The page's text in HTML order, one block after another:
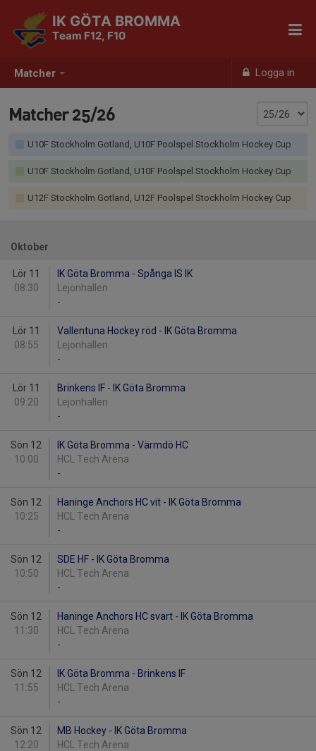
Matcher Logga in
IK GÖTA BROMMA
Team F12, F10
Matcher 25/26
U10F Stockholm Gotland, U10F Poolspel Stockholm Hockey Cup
U10F Stockholm Gotland, U10F Poolspel Stockholm Hockey Cup
U12F Stockholm Gotland, U12F Poolspel Stockholm Hockey Cup
Oktober
Lör 11
08:30
IK Göta Bromma - Spånga IS IK
Lejonhallen
-
Lör 11
08:55
Vallentuna Hockey röd - IK Göta Bromma
Lejonhallen
-
Lör 11
09:20
Brinkens IF - IK Göta Bromma
Lejonhallen
-
Sön 12
10:00
IK Göta Bromma - Värmdö HC
HCL Tech Arena
-
Sön 12
10:25
Haninge Anchors HC vit - IK Göta Bromma
HCL Tech Arena
-
Sön 12
10:50
SDE HF - IK Göta Bromma
HCL Tech Arena
-
Sön 12
11:30
Haninge Anchors HC svart - IK Göta Bromma
HCL Tech Arena
-
Sön 12
11:55
IK Göta Bromma - Brinkens IF
HCL Tech Arena
-
Sön 12
12:20
MB Hockey - IK Göta Bromma
HCL Tech Arena